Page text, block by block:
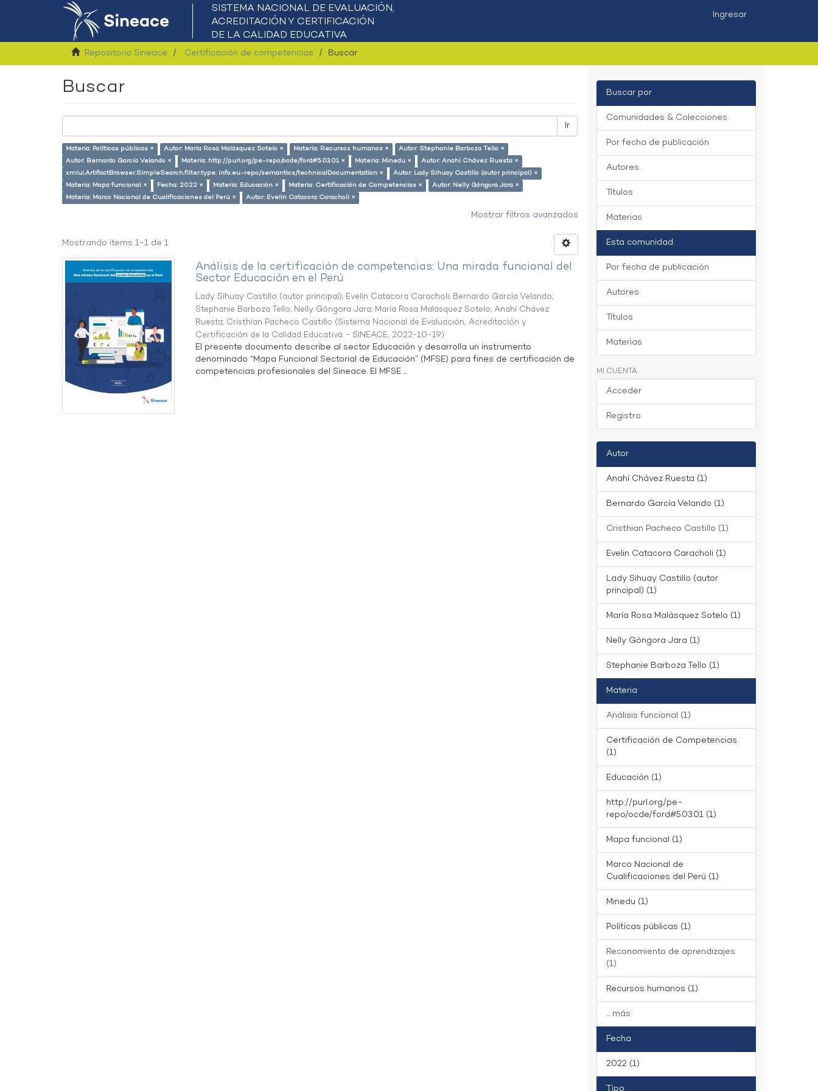
Ingresar
Repositorio Sineace Certificación de competencias Buscar
Buscar
Ir
Materia: Políticas públicas × Autor: María Rosa Malásquez Sotelo × Materia: Recursos humanos ×
Autor: Stephanie Barboza Tello ×
Autor: Bernardo García Velando ×
Materia: http://purl.org/pe-repo/ocde/ford#5.03.01 × Materia: Minedu ×
Autor: Anahí Chávez Ruesta ×
xmlui.ArtifactBrowser.SimpleSearch.filter.type: info:eu-repo/semantics/technicalDocumentation ×
Autor: Lady Sihuay Castillo (autor principal) ×
Materia: Mapa funcional ×
Fecha: 2022 × Materia: Educación × Materia: Certificación de Competencias ×
Autor: Nelly Góngora Jara ×
Materia: Marco Nacional de Cualificaciones del Perú ×
Autor: Evelin Catacora Caracholi ×
Mostrar filtros avanzados
Mostrando ítems 1-1 de 1
Análisis de la certificación de competencias: Una mirada funcional del
Sector Educación en el Perú
Lady Sihuay Castillo (autor principal); Evelin Catacora Caracholi; Bernardo García Velando;
Stephanie Barboza Tello; Nelly Góngora Jara; María Rosa Malásquez Sotelo;Anahí Chávez
Ruesta; Cristhian Pacheco Castillo (Sistema Nacional de Evaluación, Acreditación y
Certificación de la Calidad Educativa - SINEACE, 2022-10-19)
El presente documento describe al sector Educación y desarrolla un instrumento
denominado “Mapa Funcional Sectorial de Educación” (MFSE) para fines de certificación de
competencias profesionales del Sineace. El MFSE ...
Buscar por
Comunidades & Colecciones
Por fecha de publicación
Autores
Títulos
Materias
Esta comunidad
Por fecha de publicación
Autores
Títulos
Materias
MI CUENTA
Acceder
Registro
Autor
Anahí Chávez Ruesta (1)
Bernardo García Velando (1)
Cristhian Pacheco Castillo (1)
Evelin Catacora Caracholi (1)
Lady Sihuay Castillo (autor
principal) (1)
María Rosa Malásquez Sotelo (1)
Nelly Góngora Jara (1)
Stephanie Barboza Tello (1)
Materia
Análisis funcional (1)
Certificación de Competencias
(1)
Educación (1)
http://purl.org/pe-
repo/ocde/ford#5.03.01 (1)
Mapa funcional (1)
Marco Nacional de
Cualificaciones del Perú (1)
Minedu (1)
Políticas públicas (1)
Reconomiento de aprendizajes
(1)
Recursos humanos (1)
... más
Fecha
2022 (1)